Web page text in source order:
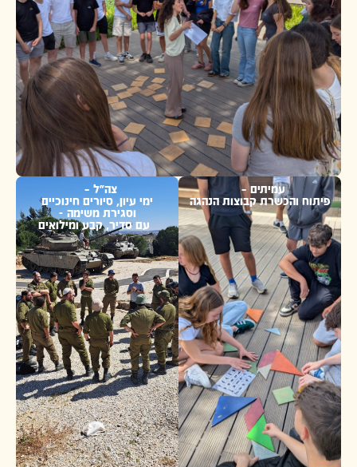
עמיתים –
והכשרת קבוצות הנהגה
ימי עיון, סיורים חינוכיים
וסגירת משימה -
עם סדיר, קבע ומילואים